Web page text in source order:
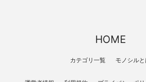
HOME
カテゴリ一覧 モノシルと